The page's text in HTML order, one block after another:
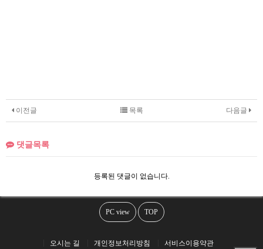
이전글 다음글
목록
댓글목록
등록된 댓글이 없습니다.
PC view TOP
오시는 길 개인정보처리방침 서비스이용약관